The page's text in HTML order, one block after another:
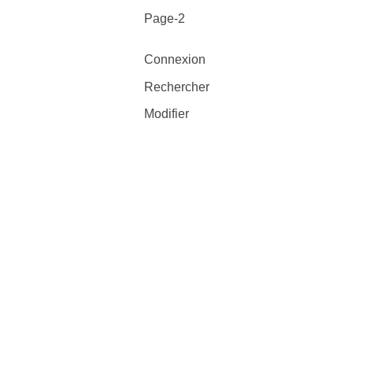
Page-2
Connexion
Rechercher
Modifier